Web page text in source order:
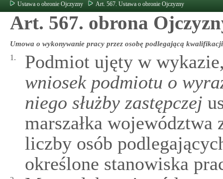
Ustawa o obronie Ojczyzny
Art. 567. Ustawa o obronie Ojczyzny
Art. 567. obrona
Umowa o wykonywanie pracy przez osobę podlegającą
1.
Podmiot ujęty w
wniosek podmiotu o
niego służby zastępczej
marszałka
liczby osób
określone stanowiska